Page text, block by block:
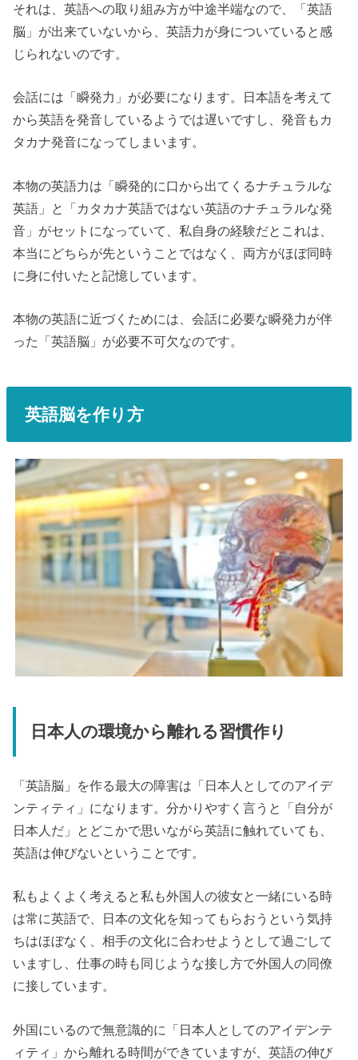
それは、英語への取り組み方が中途半端なので、「英語
脳」が出来ていないから、英語力が身についていると感
じられないのです。
会話には「瞬発力」が必要になります。日本語を考えて
から英語を発音しているようでは遅いですし、発音もカ
タカナ発音になってしまいます。
本物の英語力は「瞬発的に口から出てくるナチュラルな
英語」と「カタカナ英語ではない英語のナチュラルな発
音」がセットになっていて、私自身の経験だとこれは、
本当にどちらが先ということではなく、両方がほぼ同時
に身に付いたと記憶しています。
本物の英語に近づくためには、会話に必要な瞬発力が伴
った「英語脳」が必要不可欠なのです。
英語脳を作り方
日本人の環境から離れる習慣作り
「英語脳」を作る最大の障害は「日本人としてのアイデ
ンティティ」になります。分かりやすく言うと「自分が
日本人だ」とどこかで思いながら英語に触れていても、
英語は伸びないということです。
私もよくよく考えると私も外国人の彼女と一緒にいる時
は常に英語で、日本の文化を知ってもらおうという気持
ちはほぼなく、相手の文化に合わせようとして過ごして
いますし、仕事の時も同じような接し方で外国人の同僚
に接しています。
外国にいるので無意識的に「日本人としてのアイデンテ
ィティ」から離れる時間ができていますが、英語の伸び